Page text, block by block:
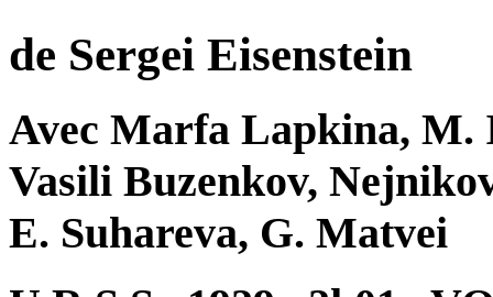
de Sergei Eisenstein
Avec Marfa Lapkina, M.
Vasili Buzenkov,
E. Suhareva, G. Matvei